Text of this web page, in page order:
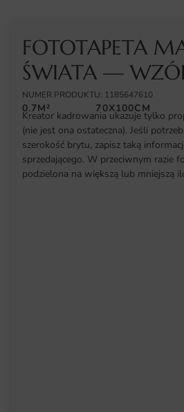
FOTOTAPETA
ŚWIATA —
NUMER PRODUKTU: 1185647610
0.7M² 70X100CM
Kreator kadrowania ukazuje tylko
(nie jest ona ostateczna). Jeśli
szerokość brytu, zapisz taką
sprzedającego. W przeciwnym razie
podzielona na większą lub mniejszą